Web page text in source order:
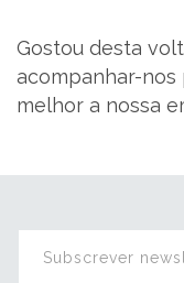
Gostou desta
acompanhar-nos
melhor a nossa